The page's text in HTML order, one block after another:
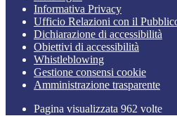
Informativa Privacy
Ufficio Relazioni con il
Dichiarazione di accessibilità
Obiettivi di accessibilità
Whistleblowing
Gestione consensi cookie
Amministrazione trasparente
Pagina visualizzata 962 volte